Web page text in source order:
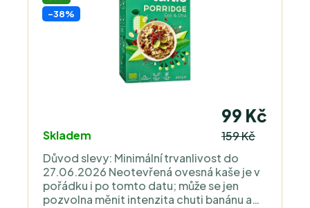
-38%
Skladem
99 Kč
159 Kč
Důvod slevy: Minimální trvanlivost do
27.06.2026 Neotevřená ovesná kaše je v
pořádku i po tomto datu; může se jen
pozvolna měnit intenzita chuti banánu a